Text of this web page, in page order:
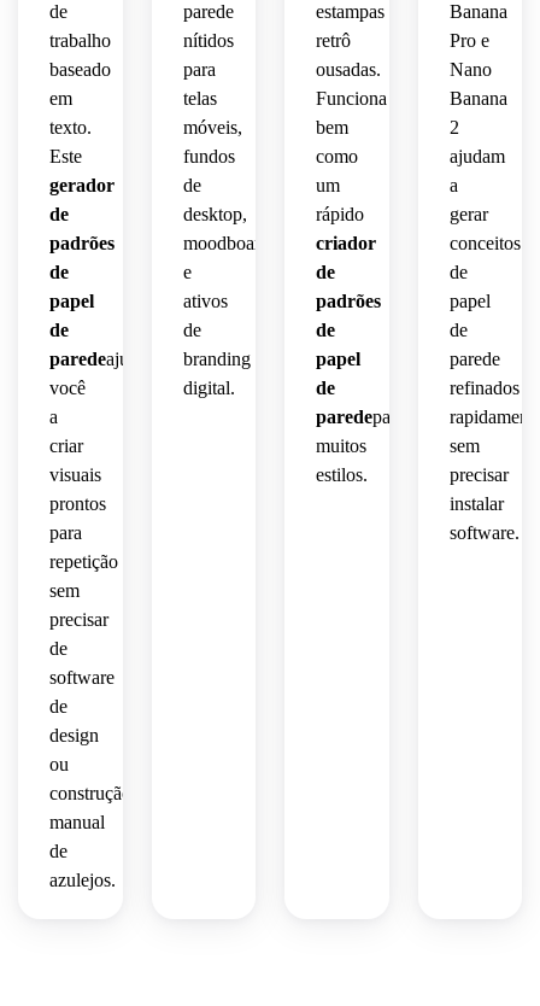
elegante.
resolução
fundos
marcantes.
otimizado
celular.
resolução
fundos
moderna
calma
e
alta
para
fundos
de
tela
de
trabalho
baseado
em
texto.
Este
gerador
de
padrões
de
papel
de
paredeajuda
você
a
criar
visuais
prontos
para
repetição
sem
precisar
de
software
de
design
ou
construção
manual
de
azulejos.
parede
nítidos
para
telas
móveis,
fundos
de
desktop,
moodboards
e
ativos
de
branding
digital.
estampas
retrô
ousadas.
Funciona
bem
como
um
rápido
criador
de
padrões
de
papel
de
paredepara
muitos
estilos.
Banana
Pro e
Nano
Banana
2
ajudam
a
gerar
conceitos
de
papel
de
parede
refinados
sem
precisar
instalar
software.